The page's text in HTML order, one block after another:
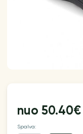
nuo50.40€
Spalva: